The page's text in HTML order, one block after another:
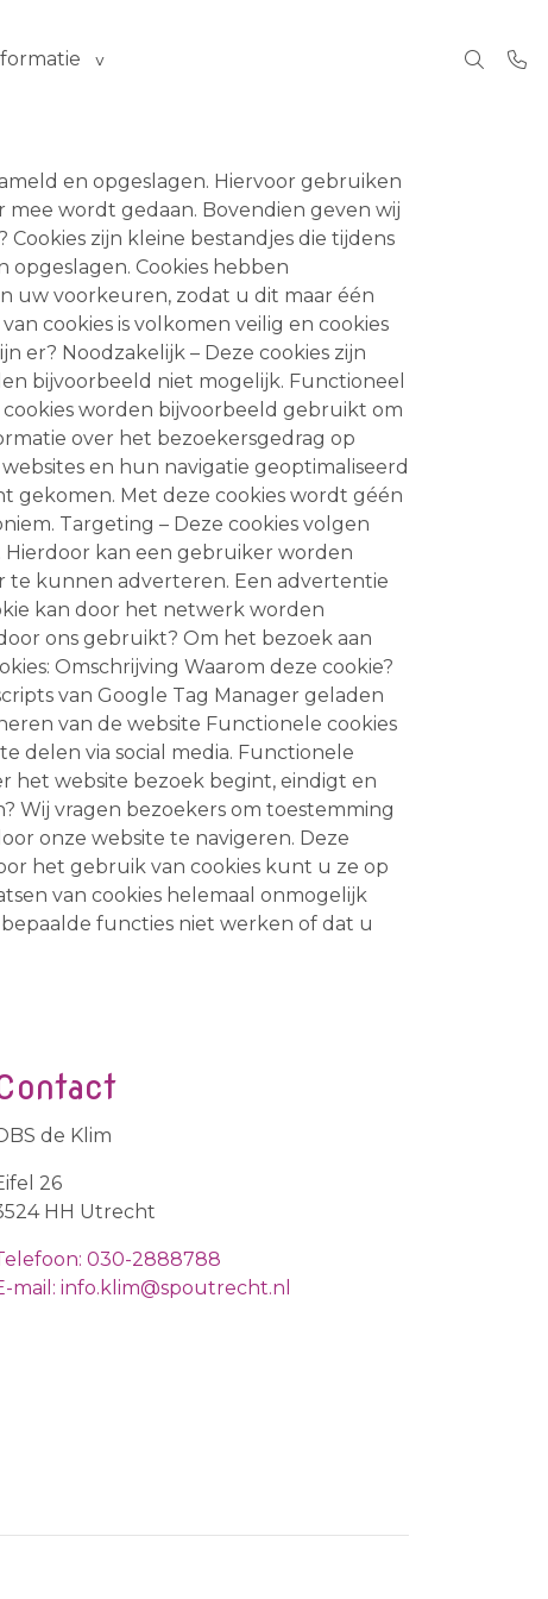
en opgeslagen. Hiervoor gebruiken
wordt gedaan. Bovendien geven wij
zijn kleine bestandjes die tijdens
Cookies hebben
uw voorkeuren, zodat u dit maar één
cookies is volkomen veilig en cookies
er? Noodzakelijk – Deze cookies zijn
bijvoorbeeld niet mogelijk. Functioneel
worden bijvoorbeeld gebruikt om
over het bezoekersgedrag op
en hun navigatie geoptimaliseerd
gekomen. Met deze cookies wordt géén
Targeting – Deze cookies volgen
kan een gebruiker worden
te kunnen adverteren. Een advertentie
kan door het netwerk worden
ons gebruikt? Om het bezoek aan
Omschrijving Waarom deze cookie?
van Google Tag Manager geladen
van de website Functionele cookies
delen via social media. Functionele
het website bezoek begint, eindigt en
Wij vragen bezoekers om toestemming
onze website te navigeren. Deze
het gebruik van cookies kunt u ze op
van cookies helemaal onmogelijk
functies niet werken of dat u
de Klim
26
HH Utrecht
030-2888788
mail: info.klim@spoutrecht.nl